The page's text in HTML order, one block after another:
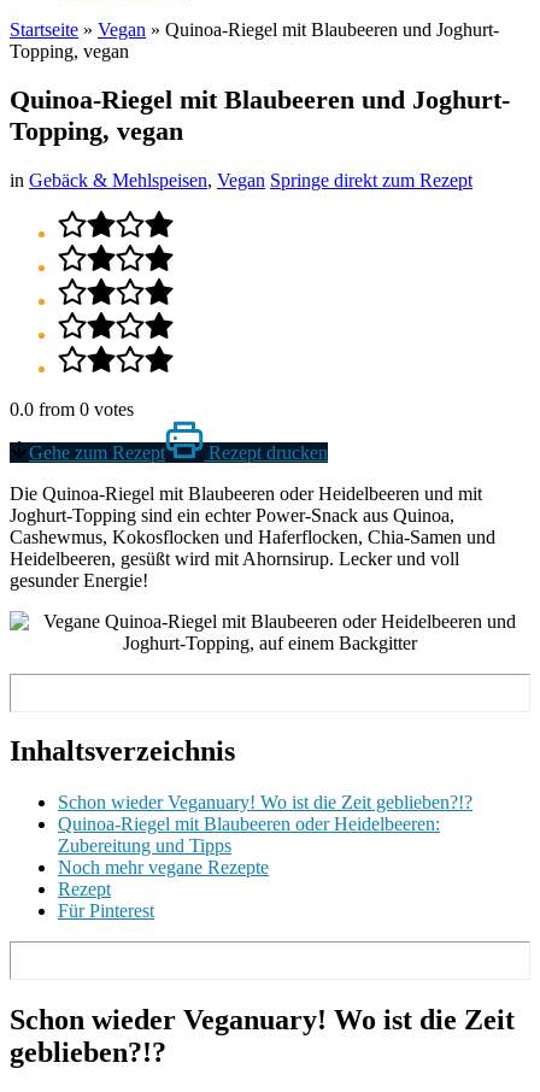
Startseite » Vegan » Quinoa-Riegel mit Blaubeeren und Joghurt-
Topping, vegan
Quinoa-Riegel mit Blaubeeren und Joghurt-
Topping, vegan
in Gebäck & Mehlspeisen, Vegan Springe direkt zum Rezept
0.0 from 0 votes
Gehe zum Rezept
Rezept drucken
Die Quinoa-Riegel mit Blaubeeren oder Heidelbeeren und mit
Joghurt-Topping sind ein echter Power-Snack aus Quinoa,
Cashewmus, Kokosflocken und Haferflocken, Chia-Samen und
Heidelbeeren, gesüßt wird mit Ahornsirup. Lecker und voll
gesunder Energie!
Inhaltsverzeichnis
Schon wieder Veganuary! Wo ist die Zeit geblieben?!?
Quinoa-Riegel mit Blaubeeren oder Heidelbeeren:
Zubereitung und Tipps
Noch mehr vegane Rezepte
Rezept
Für Pinterest
Schon wieder Veganuary! Wo ist die Zeit
geblieben?!?